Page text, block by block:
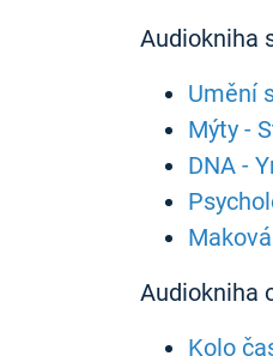
Audiokniha
Umění
Mýty -
DNA -
Audiokniha
Kolo